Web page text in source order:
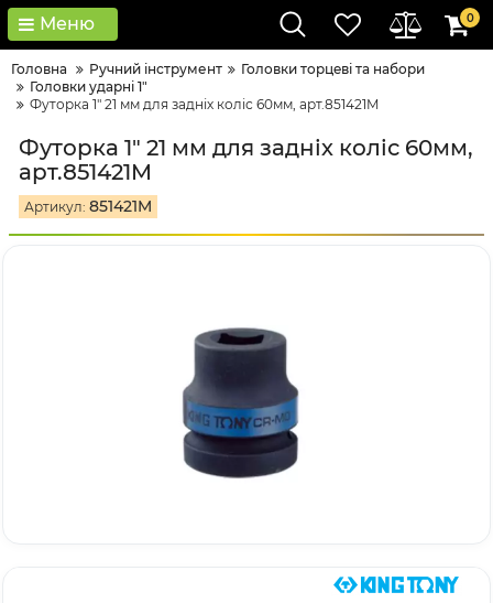
Меню 0
Головна Ручний інструмент
Головки тopцeві тa нaбopи
Головки ударні 1"
Футорка 1" 21 мм для задніх коліс 60мм, арт.851421M
Футорка 1" 21 мм для задніх коліс 60мм,
арт.851421M
Артикул: 851421M